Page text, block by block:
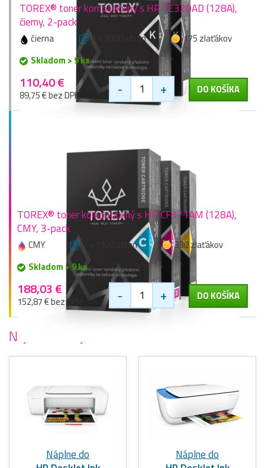
TOREX® toner kompatibilný s HP CE320AD (128A),
čierny, 2-pack
čierna 2 × 2000 stran
175 zlaťákov
Skladom > 9 ks
110,40 €
89,75 € bez DPH - + DO KOŠÍKA
TOREX® toner kompatibilný s HP CF371AM (128A),
CMY, 3-pack
CMY 3 × 1300 stran
330 zlaťákov
Skladom > 9 ks
188,03 €
152,87 € bez DPH - + DO KOŠÍKA
Najobľúbenejšie
Náplne do
Náplne do